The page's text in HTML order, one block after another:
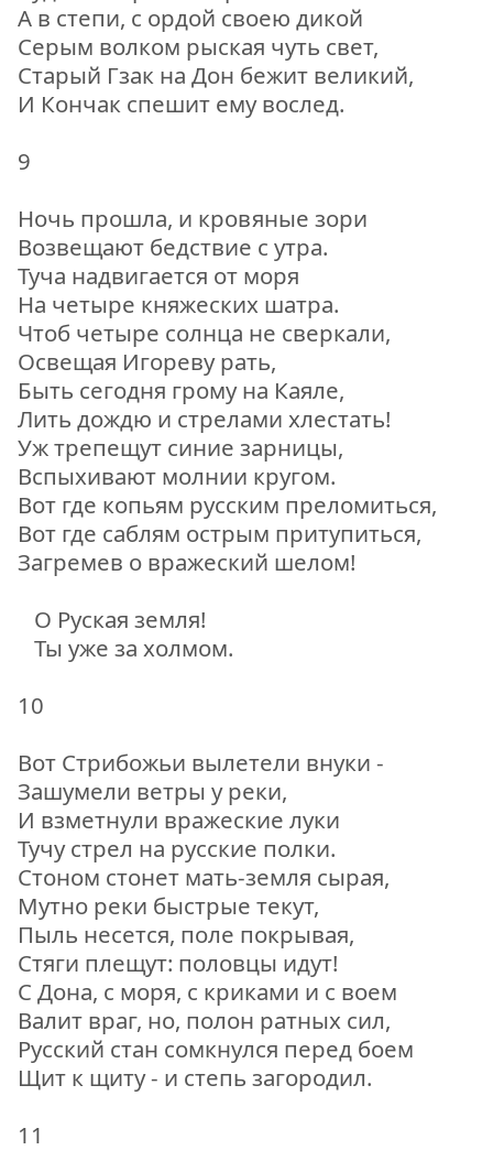
A в степи, с ордой своею дикой
Серым волком рыская чуть свет,
Старый Гзак на Дон бежит великий,
И Кончак спешит ему вослед.
9
Ночь прошла, и кровяные зори
Возвещают бедствие с утра.
Туча надвигается от моря
На четыре княжеских шатра.
Чтоб четыре солнца не сверкали,
Освещая Игореву рать,
Быть сегодня грому на Каяле,
Лить дождю и стрелами хлестать!
Уж трепещут синие зарницы,
Вспыхивают молнии кругом.
Вот где копьям русским преломиться,
Вот где саблям острым притупиться,
Загремев о вражеский шелом!
О Руская земля!
Ты уже за холмом.
10
Вот Стрибожьи вылетели внуки -
Зашумели ветры у реки,
И взметнули вражеские луки
Тучу стрел на русские полки.
Стоном стонет мать-земля сырая,
Мутно реки быстрые текут,
Пыль несется, поле покрывая,
Стяги плещут: половцы идут!
С Дона, с моря, с криками и с воем
Валит враг, но, полон ратных сил,
Русский стан сомкнулся перед боем
Щит к щиту - и степь загородил.
11